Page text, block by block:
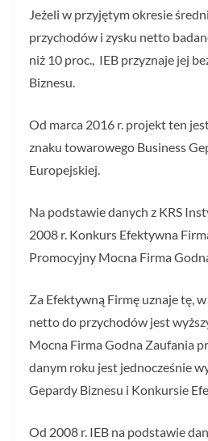
Jeżeli w przyjętym okresie
przychodów i zysku netto
niż 10 proc., IEB przyznaje jej
Biznesu.
Od marca 2016 r. projekt ten
znaku towarowego Business
Europejskiej.
Na podstawie danych z KRS
2008 r. Konkurs Efektywna
Promocyjny Mocna Firma
Za Efektywną Firmę uznaje tę,
netto do przychodów jest
Mocna Firma Godna Zaufania
danym roku jest jednocześnie
Gepardy Biznesu i Konkursie
Od 2008 r. IEB na podstawie